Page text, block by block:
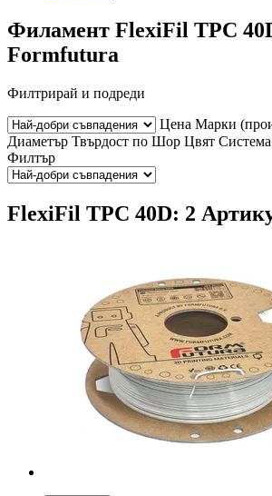
Филамент FlexiFil TPC
Formfutura
Филтрирай и подреди
Цена Марки
Диаметър Твърдост по Шор Цвят Система
Филтър
FlexiFil TPC 40D: 2